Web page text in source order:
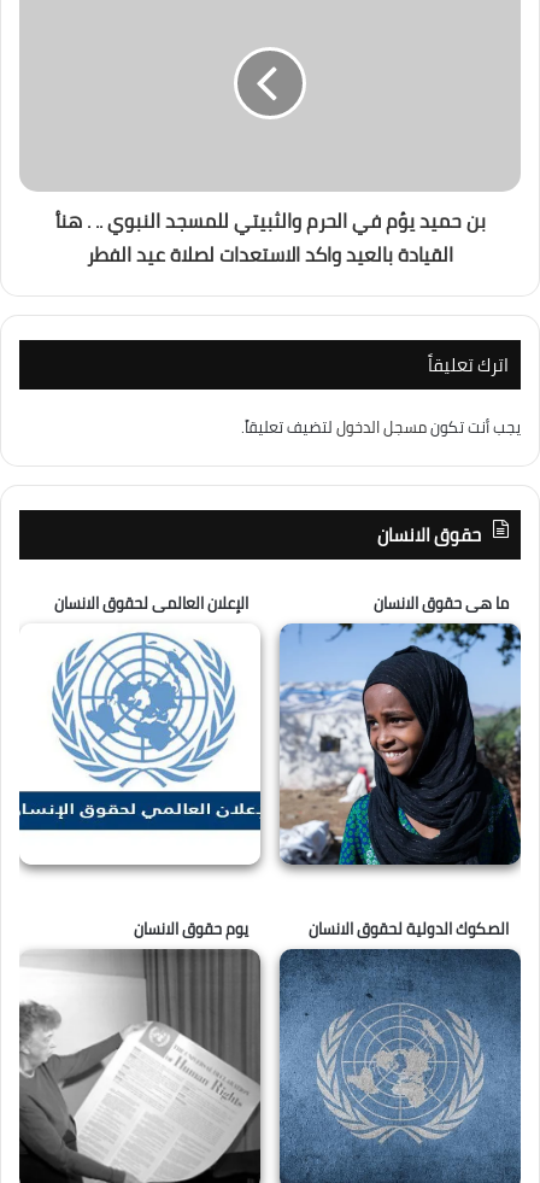
بن حميد يؤم في الحرم والثبيتي للمسجد النبوي .. . هنأ
القيادة بالعيد واكد الاستعدات لصلاة عيد الفطر
اترك تعليقاً
يجب أنت تكونمسجل الدخوللتضيف تعليقاً.
حقوق الانسان
ما هى حقوق الانسان الإعلان العالمى لحقوق الانسان
الصكوك الدولية لحقوق الانسان يوم حقوق الانسان